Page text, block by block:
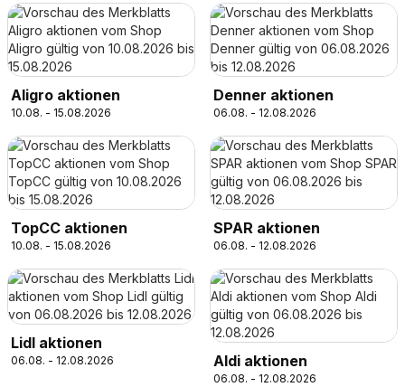
Aligro aktionen
10.08. - 15.08.2026
Denner aktionen
06.08. - 12.08.2026
TopCC aktionen
10.08. - 15.08.2026
SPAR aktionen
06.08. - 12.08.2026
Lidl aktionen
06.08. - 12.08.2026 Aldi aktionen
06.08. - 12.08.2026